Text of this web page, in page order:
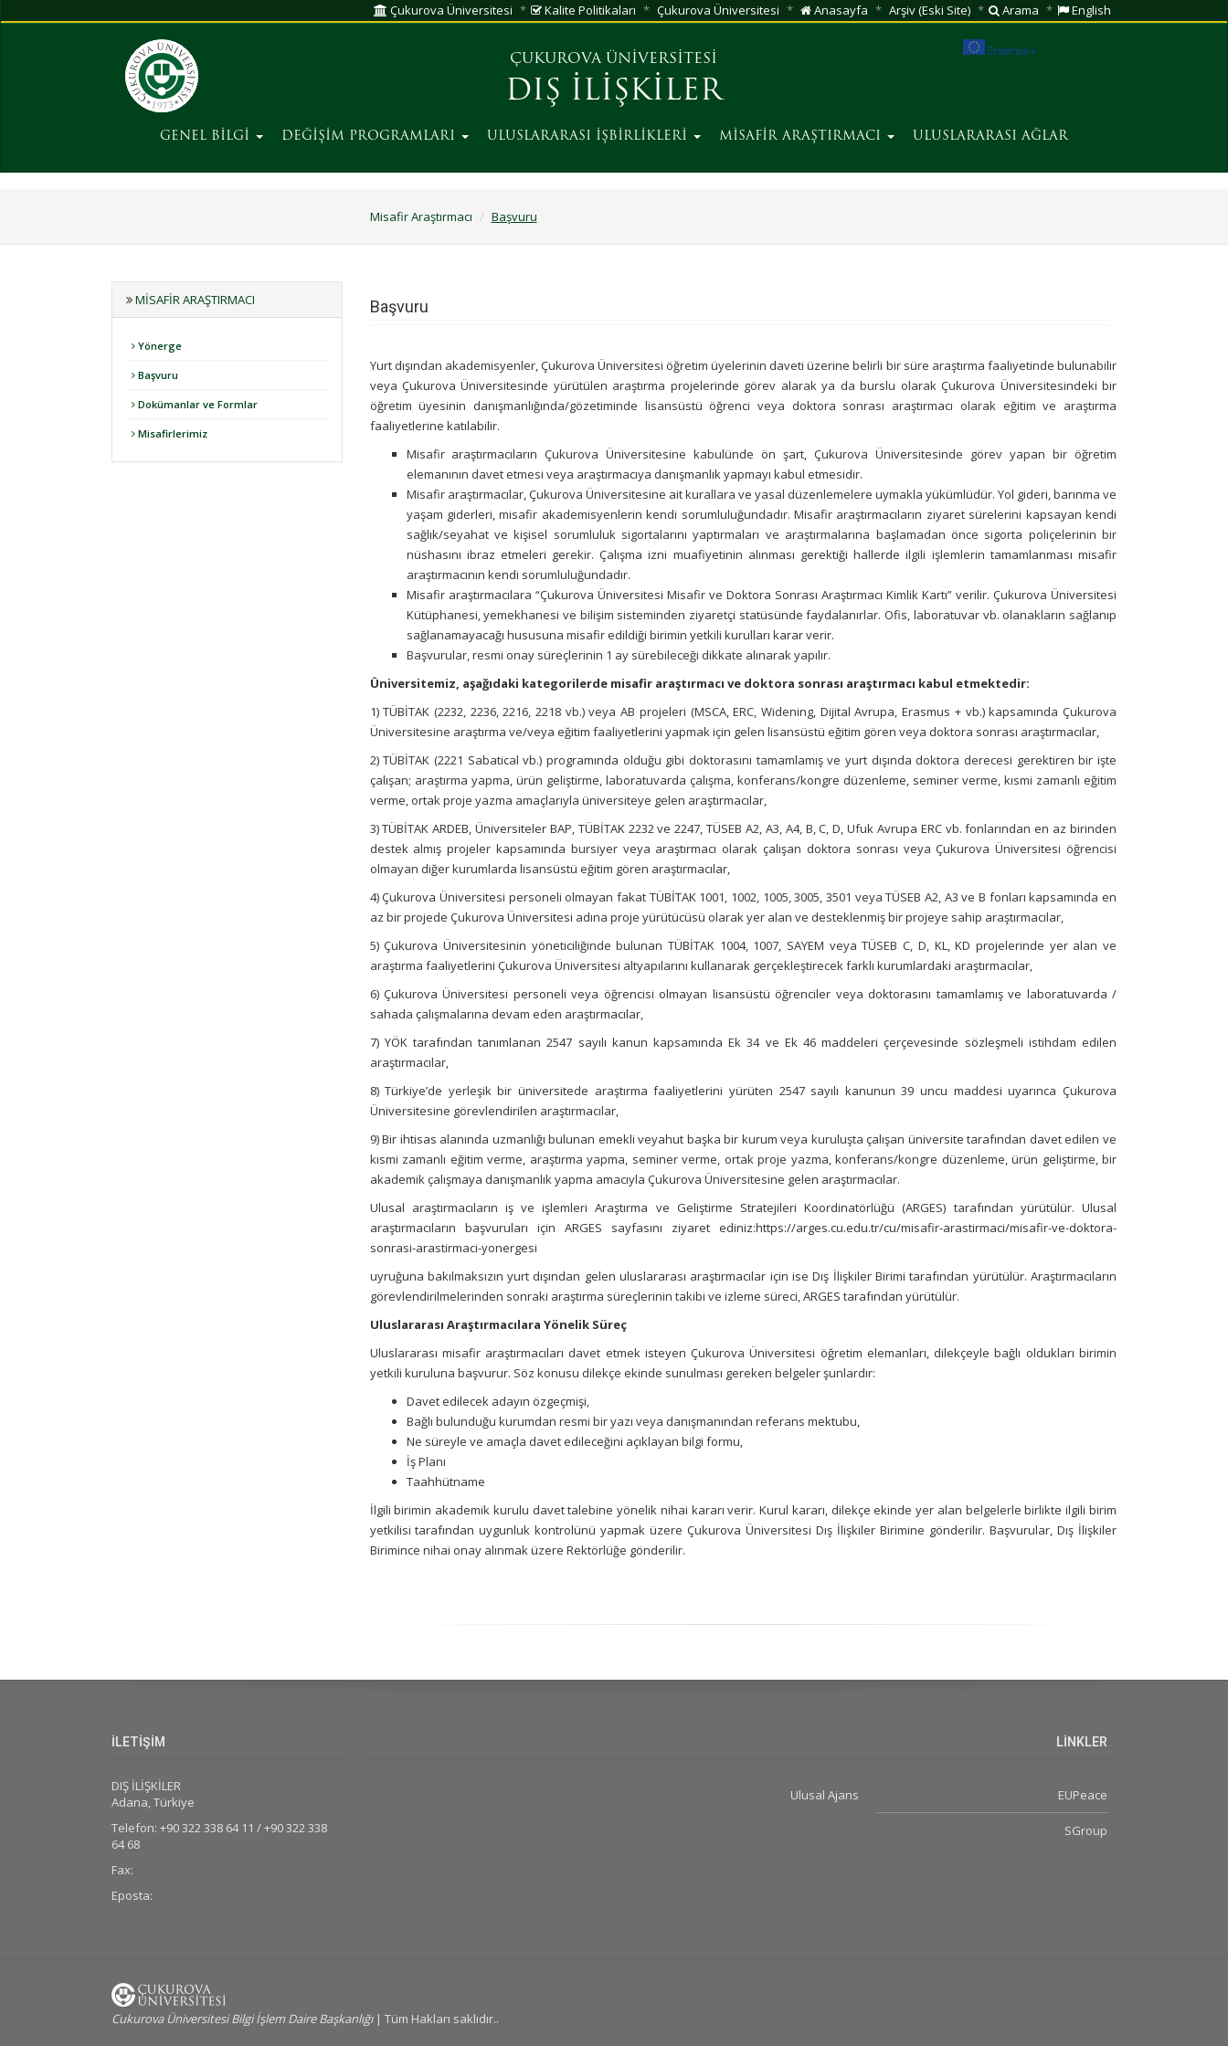
Çukurova Üniversitesi Kalite Politikaları Çukurova Üniversitesi Anasayfa Arşiv (Eski Site) Arama English
ÇUKUROVA ÜNİVERSİTESİ
DIŞ İLİŞKİLER
GENEL BİLGİ DEĞİŞİM PROGRAMLARI ULUSLARARASI İŞBİRLİKLERİ MİSAFİR ARAŞTIRMACI ULUSLARARASI AĞLAR
Misafir Araştırmacı Başvuru
MISAFIR ARAŞTIRMACI
Yönerge
Başvuru
Dokümanlar ve Formlar
Misafirlerimiz
Başvuru
Yurt dışından akademisyenler, Çukurova Üniversitesi öğretim üyelerinin daveti üzerine belirli bir süre araştırma faaliyetinde bulunabilir
veya Çukurova Üniversitesinde yürütülen araştırma projelerinde görev alarak ya da burslu olarak Çukurova Üniversitesindeki bir
öğretim üyesinin danışmanlığında/gözetiminde lisansüstü öğrenci veya doktora sonrası araştırmacı olarak eğitim ve araştırma
faaliyetlerine katılabilir.
Misafir araştırmacıların Çukurova Üniversitesine kabulünde ön şart, Çukurova Üniversitesinde görev yapan bir öğretim
elemanının davet etmesi veya araştırmacıya danışmanlık yapmayı kabul etmesidir.
Misafir araştırmacılar, Çukurova Üniversitesine ait kurallara ve yasal düzenlemelere uymakla yükümlüdür. Yol gideri, barınma ve
yaşam giderleri, misafir akademisyenlerin kendi sorumluluğundadır. Misafir araştırmacıların ziyaret sürelerini kapsayan kendi
sağlık/seyahat ve kişisel sorumluluk sigortalarını yaptırmaları ve araştırmalarına başlamadan önce sigorta poliçelerinin bir
nüshasını ibraz etmeleri gerekir. Çalışma izni muafiyetinin alınması gerektiği hallerde ilgili işlemlerin tamamlanması misafir
araştırmacının kendi sorumluluğundadır.
Misafir araştırmacılara “Çukurova Üniversitesi Misafir ve Doktora Sonrası Araştırmacı Kimlik Kartı” verilir. Çukurova Üniversitesi
Kütüphanesi, yemekhanesi ve bilişim sisteminden ziyaretçi statüsünde faydalanırlar. Ofis, laboratuvar vb. olanakların sağlanıp
sağlanamayacağı hususuna misafir edildiği birimin yetkili kurulları karar verir.
Başvurular, resmi onay süreçlerinin 1 ay sürebileceği dikkate alınarak yapılır.
Üniversitemiz, aşağıdaki kategorilerde misafir araştırmacı ve doktora sonrası araştırmacı kabul etmektedir:
1)TÜBİTAK (2232, 2236, 2216, 2218 vb.) veya AB projeleri (MSCA, ERC, Widening, Dijital Avrupa, Erasmus + vb.) kapsamında Çukurova
Üniversitesine araştırma ve/veya eğitim faaliyetlerini yapmak için gelen lisansüstü eğitim gören veya doktora sonrası araştırmacılar,
2)TÜBİTAK (2221 Sabatical vb.) programında olduğu gibi doktorasını tamamlamış ve yurt dışında doktora derecesi gerektiren bir işte
çalışan; araştırma yapma, ürün geliştirme, laboratuvarda çalışma, konferans/kongre düzenleme, seminer verme, kısmi zamanlı eğitim
verme, ortak proje yazma amaçlarıyla üniversiteye gelen araştırmacılar,
3)TÜBİTAK ARDEB, Üniversiteler BAP, TÜBİTAK 2232 ve 2247, TÜSEB A2, A3, A4, B, C, D, Ufuk Avrupa ERC vb. fonlarından en az birinden
destek almış projeler kapsamında bursiyer veya araştırmacı olarak çalışan doktora sonrası veya Çukurova Üniversitesi öğrencisi
olmayan diğer kurumlarda lisansüstü eğitim gören araştırmacılar,
4) Çukurova Üniversitesi personeli olmayan fakat TÜBİTAK 1001, 1002, 1005, 3005, 3501 veya TÜSEB A2, A3 ve B fonları kapsamında en
az bir projede Çukurova Üniversitesi adına proje yürütücüsü olarak yer alan ve desteklenmiş bir projeye sahip araştırmacılar,
5)Çukurova Üniversitesinin yöneticiliğinde bulunan TÜBİTAK 1004, 1007, SAYEM veya TÜSEB C, D, KL, KD projelerinde yer alan ve
araştırma faaliyetlerini Çukurova Üniversitesi altyapılarını kullanarak gerçekleştirecek farklı kurumlardaki araştırmacılar,
6) Çukurova Üniversitesi personeli veya öğrencisi olmayan lisansüstü öğrenciler veya doktorasını tamamlamış ve laboratuvarda /
sahada çalışmalarına devam eden araştırmacılar,
7) YÖK tarafından tanımlanan 2547 sayılı kanun kapsamında Ek 34 ve Ek 46 maddeleri çerçevesinde sözleşmeli istihdam edilen
araştırmacılar,
8)Türkiye’de yerleşik bir üniversitede araştırma faaliyetlerini yürüten 2547 sayılı kanunun 39 uncu maddesi uyarınca Çukurova
Üniversitesine görevlendirilen araştırmacılar,
9) Bir ihtisas alanında uzmanlığı bulunan emekli veyahut başka bir kurum veya kuruluşta çalışan üniversite tarafından davet edilen ve
kısmi zamanlı eğitim verme, araştırma yapma, seminer verme, ortak proje yazma, konferans/kongre düzenleme, ürün geliştirme, bir
akademik çalışmaya danışmanlık yapma amacıyla Çukurova Üniversitesine gelen araştırmacılar.
Ulusal araştırmacıların iş ve işlemleri Araştırma ve Geliştirme Stratejileri Koordinatörlüğü (ARGES) tarafından yürütülür. Ulusal
araştırmacıların başvuruları için ARGES sayfasını ziyaret ediniz:https://arges.cu.edu.tr/cu/misafir-arastirmaci/misafir-ve-doktora-
sonrasi-arastirmaci-yonergesi
uyruğuna bakılmaksızın yurt dışından gelen uluslararası araştırmacılar için ise Dış İlişkiler Birimi tarafından yürütülür. Araştırmacıların
görevlendirilmelerinden sonraki araştırma süreçlerinin takibi ve izleme süreci, ARGES tarafından yürütülür.
Uluslararası Araştırmacılara Yönelik Süreç
Uluslararası misafir araştırmacıları davet etmek isteyen Çukurova Üniversitesi öğretim elemanları, dilekçeyle bağlı oldukları birimin
yetkili kuruluna başvurur. Söz konusu dilekçe ekinde sunulması gereken belgeler şunlardır:
Davet edilecek adayın özgeçmişi,
Bağlı bulunduğu kurumdan resmi bir yazı veya danışmanından referans mektubu,
Ne süreyle ve amaçla davet edileceğini açıklayan bilgi formu,
İş Planı
Taahhütname
İlgili birimin akademik kurulu davet talebine yönelik nihai kararı verir. Kurul kararı, dilekçe ekinde yer alan belgelerle birlikte ilgili birim
yetkilisi tarafından uygunluk kontrolünü yapmak üzere Çukurova Üniversitesi Dış İlişkiler Birimine gönderilir. Başvurular, Dış İlişkiler
Birimince nihai onay alınmak üzere Rektörlüğe gönderilir.
İLETİŞİM
DIŞ İLİŞKİLER
Adana, Türkiye
Telefon: +90 322 338 64 11 / +90 322 338
64 68
Fax:
Eposta:
LİNKLER
EUPeace
SGroup
Ulusal Ajans
Cukurova Üniversitesi Bilgi İşlem Daire Başkanlığı| Tüm Hakları saklıdır..